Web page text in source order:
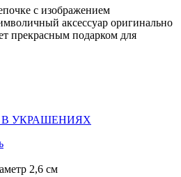
с изображением
аксессуар оригинально
прекрасным подарком для
УКРАШЕНИЯХ
2,6 см